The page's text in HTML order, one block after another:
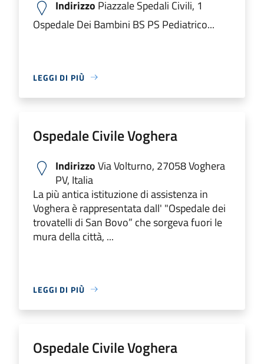
Indirizzo Piazzale Spedali Civili, 1
Ospedale Dei Bambini BS PS Pediatrico...
LEGGI DI PIÙ
Ospedale Civile Voghera
IndirizzoVia Volturno, 27058 Voghera
PV, Italia
La più antica istituzione di assistenza in
Voghera è rappresentata dall' "Ospedale dei
trovatelli di San Bovo” che sorgeva fuori le
mura della città, ...
LEGGI DI PIÙ
Ospedale Civile Voghera